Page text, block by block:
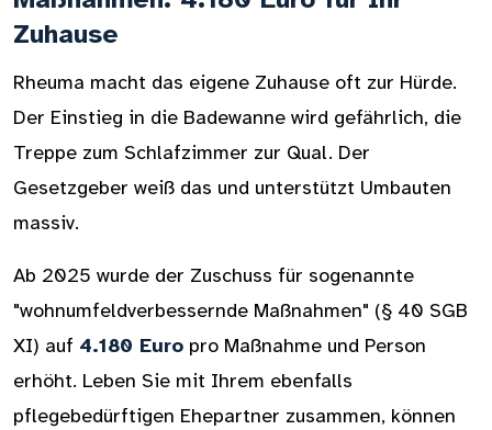
Zuhause
Rheuma macht das eigene Zuhause oft zur Hürde.
Der Einstieg in die Badewanne wird gefährlich, die
Treppe zum Schlafzimmer zur Qual. Der
Gesetzgeber weiß das und unterstützt Umbauten
massiv.
Ab 2025 wurde der Zuschuss für sogenannte
"wohnumfeldverbessernde Maßnahmen" (§ 40 SGB
XI) auf 4.180 Euro pro Maßnahme und Person
erhöht. Leben Sie mit Ihrem ebenfalls
pflegebedürftigen Ehepartner zusammen, können